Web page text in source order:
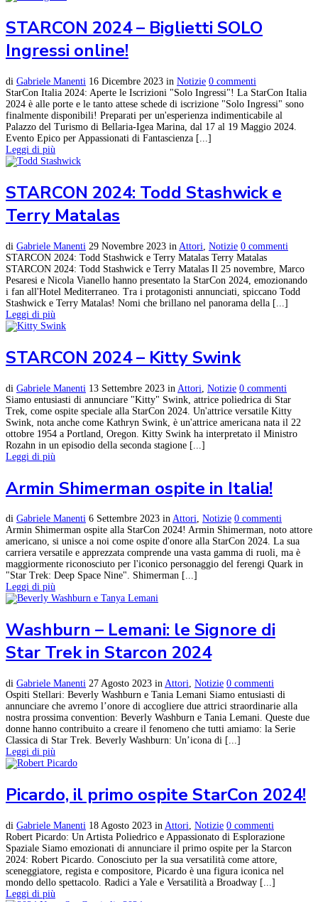
STARCON 2024 – Biglietti SOLO
Ingressi online!
di Gabriele Manenti 16 Dicembre 2023 in Notizie 0 commenti
StarCon Italia 2024: Aperte le Iscrizioni "Solo Ingressi"! La StarCon Italia
2024 è alle porte e le tanto attese schede di iscrizione "Solo Ingressi" sono
finalmente disponibili! Preparati per un'esperienza indimenticabile al
Palazzo del Turismo di Bellaria-Igea Marina, dal 17 al 19 Maggio 2024.
Evento Epico per Appassionati di Fantascienza [...]
Leggi di più
STARCON 2024: Todd Stashwick e
Terry Matalas
di Gabriele Manenti 29 Novembre 2023 in Attori Notizie 0 commenti
STARCON 2024: Todd Stashwick e Terry Matalas Terry Matalas
STARCON 2024: Todd Stashwick e Terry Matalas Il 25 novembre, Marco
Pesaresi e Nicola Vianello hanno presentato la StarCon 2024, emozionando
i fan all'Hotel Mediterraneo. Tra i protagonisti annunciati, spiccano Todd
Stashwick e Terry Matalas! Nomi che brillano nel panorama della [...]
Leggi di più
STARCON 2024 – Kitty Swink
di Gabriele Manenti 13 Settembre 2023 in Attori Notizie 0 commenti
Siamo entusiasti di annunciare "Kitty" Swink, attrice poliedrica di Star
Trek, come ospite speciale alla StarCon 2024. Un'attrice versatile Kitty
Swink, nota anche come Kathryn Swink, è un'attrice americana nata il 22
ottobre 1954 a Portland, Oregon. Kitty Swink ha interpretato il Ministro
Rozahn in un episodio della seconda stagione [...]
Leggi di più
Armin Shimerman ospite in Italia!
di Gabriele Manenti 6 Settembre 2023 in Attori, Notizie 0 commenti
Armin Shimerman ospite alla StarCon 2024! Armin Shimerman, noto attore
americano, si unisce a noi come ospite d'onore alla StarCon 2024. La sua
carriera versatile e apprezzata comprende una vasta gamma di ruoli, ma è
maggiormente riconosciuto per l'iconico personaggio del ferengi Quark in
"Star Trek: Deep Space Nine". Shimerman [...]
Leggi di più
Washburn – Lemani: le Signore di
Star Trek in Starcon 2024
di Gabriele Manenti 27 Agosto 2023 in Attori, Notizie 0 commenti
Ospiti Stellari: Beverly Washburn e Tania Lemani Siamo entusiasti di
annunciare che avremo l’onore di accogliere due attrici straordinarie alla
nostra prossima convention: Beverly Washburn e Tania Lemani. Queste due
donne hanno contribuito a creare il fenomeno che tutti amiamo: la Serie
Classica di Star Trek. Beverly Washburn: Un’icona di [...]
Leggi di più
Picardo, il primo ospite StarCon 2024!
di Gabriele Manenti 18 Agosto 2023 in Attori, Notizie 0 commenti
Robert Picardo: Un Artista Poliedrico e Appassionato di Esplorazione
Spaziale Siamo emozionati di annunciare il primo ospite per la Starcon
2024: Robert Picardo. Conosciuto per la sua versatilità come attore,
sceneggiatore, regista e compositore, Picardo è una figura iconica nel
mondo dello spettacolo. Radici a Yale e Versatilità a Broadway [...]
Leggi di più